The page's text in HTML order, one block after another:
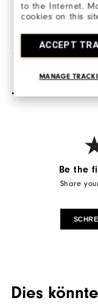
to the Internet.
cookies on this
ACCEPT
MANAGE
Be the
Share
Dies